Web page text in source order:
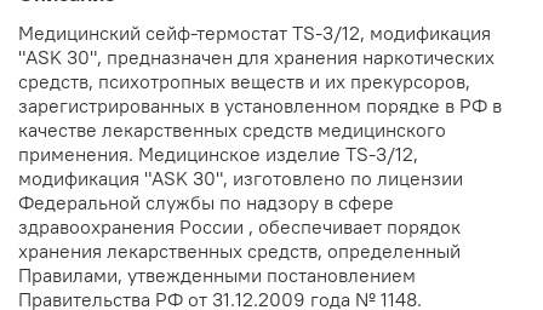
Медицинский сейф-термостат TS-3/12, модификация
"ASK 30", предназначен для хранения наркотических
средств, психотропных веществ и их прекурсоров,
зарегистрированных в установленном порядке в РФ в
качестве лекарственных средств медицинского
применения. Медицинское изделие TS-3/12,
модификация "ASK 30", изготовлено по лицензии
Федеральной службы по надзору в сфере
здравоохранения России , обеспечивает порядок
хранения лекарственных средств, определенный
Правилами, утвежденными постановлением
Правительства РФ от 31.12.2009 года № 1148.